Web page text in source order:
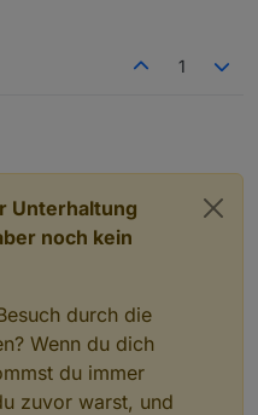
1
Unterhaltung
noch kein
durch die
Wenn du dich
du immer
zuvor warst, und